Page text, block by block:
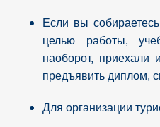
Если вы
целью работы,
наоборот,
предъявить диплом,
Для организации